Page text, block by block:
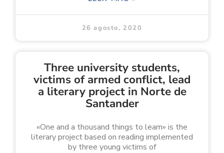
26 agosto, 2020
Three university students,
victims of armed conflict, lead
a literary project in Norte de
Santander
«One and a thousand things to learn» is the
literary project based on reading implemented
by three young victims of